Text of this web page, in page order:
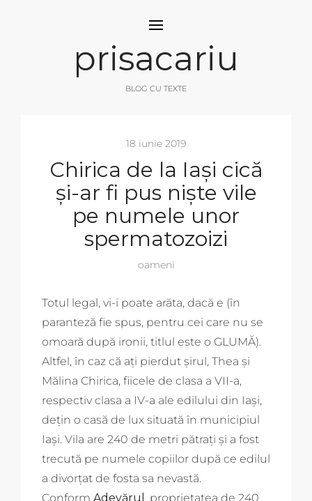
prisacariu
BLOG CU TEXTE
18 iunie 2019
Chirica de la Iași cică
și-ar fi pus niște vile
pe numele unor
spermatozoizi
oameni
Totul legal, vi-i poate arăta, dacă e (în
paranteză fie spus, pentru cei care nu se
omoară după ironii, titlul este o GLUMĂ).
Altfel, în caz că ați pierdut șirul, Thea şi
Mălina Chirica, fiicele de clasa a VII-a,
respectiv clasa a IV-a ale edilului din Iaşi,
deţin o casă de lux situată în municipiul
Iaşi. Vila are 240 de metri pătraţi şi a fost
trecută pe numele copiilor după ce edilul
a divorţat de fosta sa nevastă.
Conform Adevărul , proprietatea de 240